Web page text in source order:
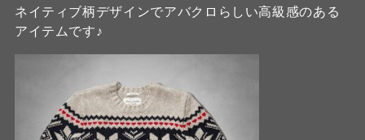
ネイティブ柄デザインでアバクロらしい高級感のある
アイテムです♪